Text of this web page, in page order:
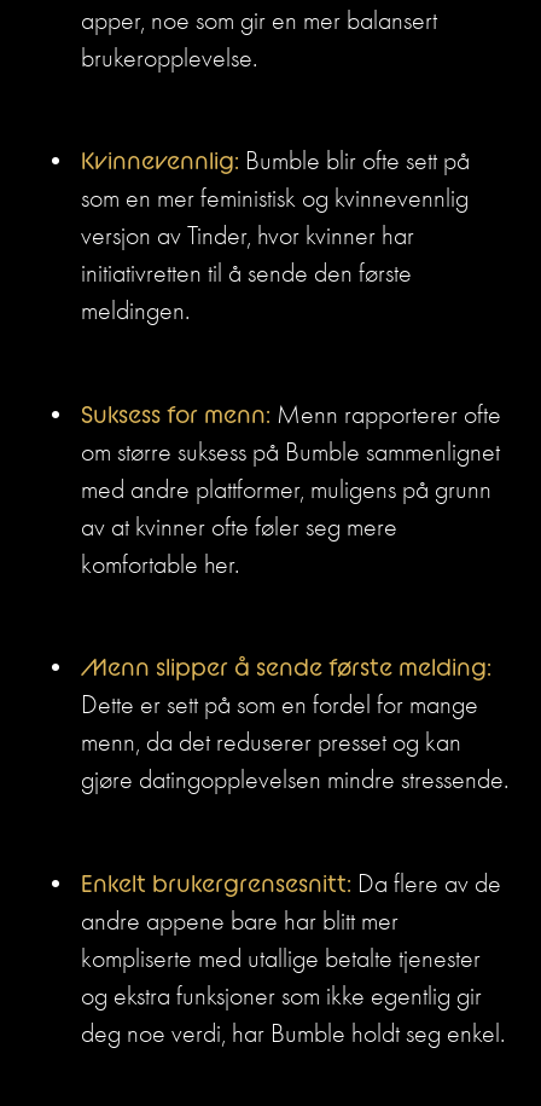
apper, noe som gir en mer balansert
brukeropplevelse.
Kvinnevennlig: Bumble blir ofte sett på
som en mer feministisk og kvinnevennlig
versjon av Tinder, hvor kvinner har
initiativretten til å sende den første
meldingen.
Suksess for menn: Menn rapporterer ofte
om større suksess på Bumble sammenlignet
med andre plattformer, muligens på grunn
av at kvinner ofte føler seg mere
komfortable her.
Dette er sett på som en fordel for mange
menn, da det reduserer presset og kan
gjøre datingopplevelsen mindre stressende.
Enkelt brukergrensesnitt: Da flere av de
andre appene bare har blitt mer
kompliserte med utallige betalte tjenester
og ekstra funksjoner som ikke egentlig gir